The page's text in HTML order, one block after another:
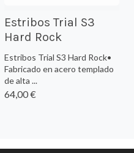
Estribos Trial S3
Hard Rock
Estribos Trial S3 Hard Rock•
Fabricado en acero templado
de alta ...
64,00 €